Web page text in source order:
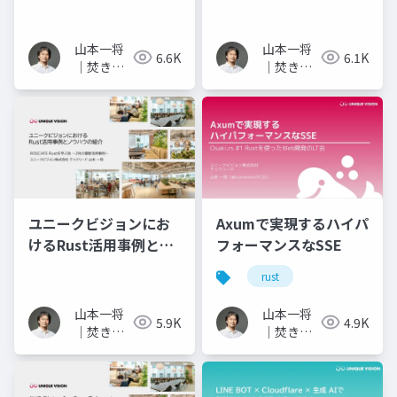
山本一将
｜焚き火
エンジニ
6.6K
山本一将
｜焚き火
エンジニ
ア
6.1K
ユニークビジョンにお
けるRust活用事例とノ
山本一将
｜焚き火
エンジニ
5.9K
Axumで実現するハイパ
フォーマンスなSSE
rust
山本一将
｜焚き火
エンジニ
ア
4.9K